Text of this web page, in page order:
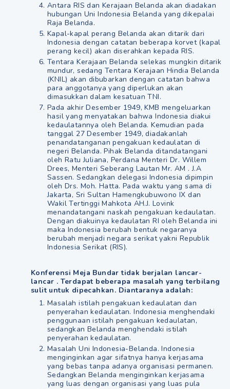
Antara RIS dan Kerajaan Belanda akan diadakan
hubungan Uni Indonesia Belanda yang dikepalai
Raja Belanda.
Kapal-kapal perang Belanda akan ditarik dari
Indonesia dengan catatan beberapa korvet (kapal
perang kecil) akan diserahkan kepada RIS.
Tentara Kerajaan Belanda selekas mungkin ditarik
mundur, sedang Tentara Kerajaan Hindia Belanda
(KNIL) akan dibubarkan dengan catatan bahwa
para anggotanya yang diperlukan akan
dimasukkan dalam kesatuan TNI.
Pada akhir Desember 1949, KMB mengeluarkan
hasil yang menyatakan bahwa Indonesia diakui
kedaulatannya oleh Belanda. Kemudian pada
tanggal 27 Desember 1949, diadakanlah
penandatanganan pengakuan kedaulatan di
negeri Belanda. Pihak Belanda ditandatangani
oleh Ratu Juliana, Perdana Menteri Dr. Willem
Drees, Menteri Seberang Lautan Mr. AM . J.A
Sassen. Sedangkan delegasi Indonesia dipimpin
oleh Drs. Moh. Hatta. Pada waktu yang sama di
Jakarta, Sri Sultan Hamengkubuwono IX dan
Wakil Tertinggi Mahkota AH.J. Lovink
menandatangani naskah pengakuan kedaulatan.
Dengan diakuinya kedaulatan RI oleh Belanda ini
maka Indonesia berubah bentuk negaranya
berubah menjadi negara serikat yakni Republik
Indonesia Serikat (RIS).
Konferensi Meja Bundar tidak berjalan lancar-
lancar . Terdapat beberapa masalah yang terbilang
sulit untuk dipecahkan. Diantaranya adalah:
Masalah istilah pengakuan kedaulatan dan
penyerahan kedaulatan. Indonesia menghendaki
penggunaan istilah pengakuan kedaulatan,
sedangkan Belanda menghendaki istilah
penyerahan kedaulatan.
Masalah Uni Indonesia-Belanda. Indonesia
menginginkan agar sifatnya hanya kerjasama
yang bebas tanpa adanya organisasi permanen.
Sedangkan Belanda menginginkan kerjasama
yang luas dengan organisasi yang luas pula